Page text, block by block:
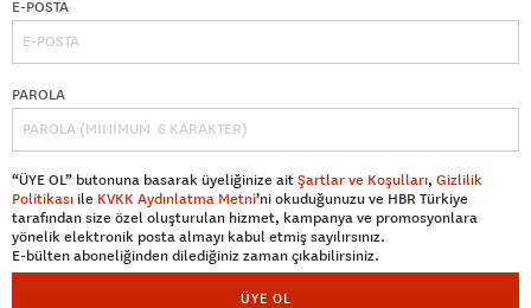
E-POSTA
PAROLA
“ÜYE OL” butonuna basarak üyeliğinize aitŞartlar ve Koşulları, Gizlilik
Politikası ile KVKK Aydınlatma Metni’ni okuduğunuzu ve HBR Türkiye
tarafından size özel oluşturulan hizmet, kampanya ve promosyonlara
yönelik elektronik posta almayı kabul etmiş sayılırsınız.
E-bülten aboneliğinden dilediğiniz zaman çıkabilirsiniz.
ÜYE OL